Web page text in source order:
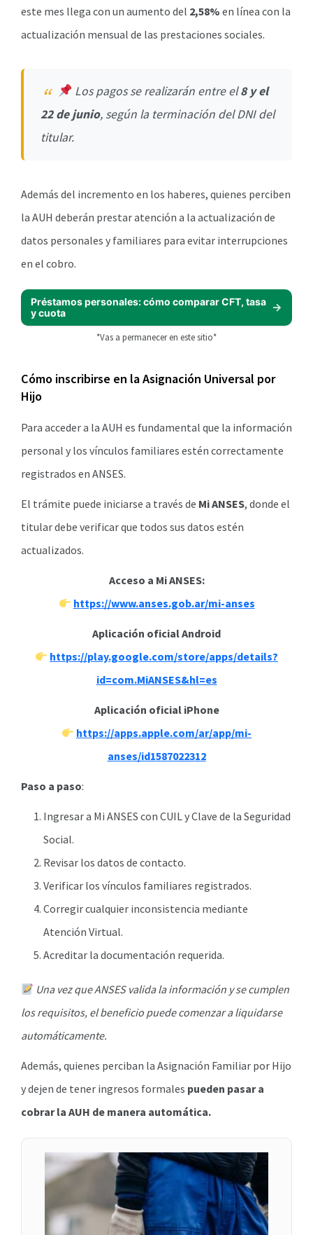
este mes llega con un aumento del 2,58% en línea con la
actualización mensual de las prestaciones sociales.
Los pagos se realizarán entre el8 y el
22 de junio, según la terminación del DNI del
titular.
Además del incremento en los haberes, quienes perciben
la AUH deberán prestar atención a la actualización de
datos personales y familiares para evitar interrupciones
en el cobro.
Préstamos personales: cómo comparar CFT, tasa
y cuota
*Vas a permanecer en este sitio*
Cómo inscribirse en la Asignación Universal por
Hijo
Para acceder a la AUH es fundamental que la información
personal y los vínculos familiares estén correctamente
registrados en ANSES.
El trámite puede iniciarse a través de Mi ANSES, donde el
titular debe verificar que todos sus datos estén
actualizados.
Acceso a Mi ANSES:
https://www.anses.gob.ar/mi-anses
Aplicación oficialAndroid
https://play.google.com/store/apps/details?
id=com.MiANSES&hl=es
Aplicación oficial iPhone
https://apps.apple.com/ar/app/mi-
anses/id1587022312
Paso a paso:
Ingresar a Mi ANSES con CUIL y Clave de la Seguridad
Social.
Revisar los datos de contacto.
Verificar los vínculos familiares registrados.
Corregir cualquier inconsistencia mediante
Atención Virtual.
Acreditar la documentación requerida.
Una vez que ANSES valida la información y se cumplen
los requisitos, el beneficio puede comenzar a liquidarse
automáticamente.
Además, quienes perciban la Asignación Familiar por Hijo
y dejen de tener ingresos formales pueden pasar a
cobrar la AUH de manera automática.